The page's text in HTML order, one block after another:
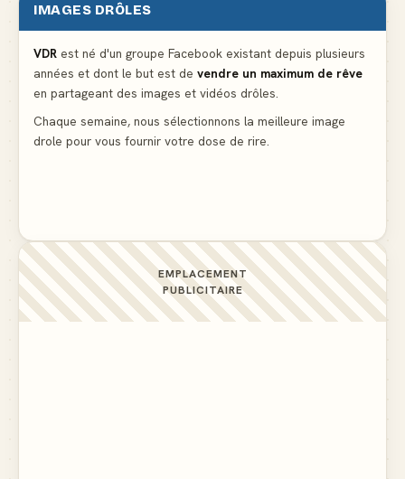
Partager l'addition alors que vous n'avez pris
Le mendiant revient avec un livre de cuisine
IMAGES DRÔLES
VDR est né d'un groupe Facebook existant depuis plusieurs
années et dont le but est de vendre un maximum de rêve
en partageant des images et vidéos drôles.
Chaque semaine, nous sélectionnons la meilleure image
drole pour vous fournir votre dose de rire.
EMPLACEMENT
PUBLICITAIRE